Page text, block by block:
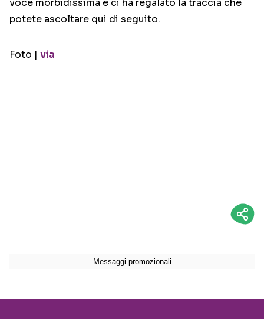
voce morbidissima e ci ha regalato la traccia che
potete ascoltare qui di seguito.
Foto | via